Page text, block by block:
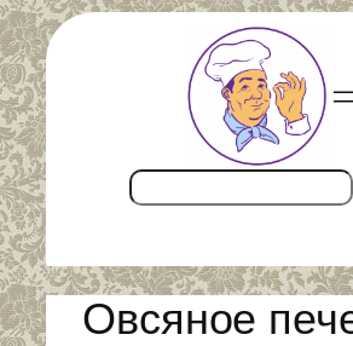
Перейти
к
содержимому
Поиск
Овсяное